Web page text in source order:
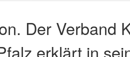
Der Verband
erklärt in